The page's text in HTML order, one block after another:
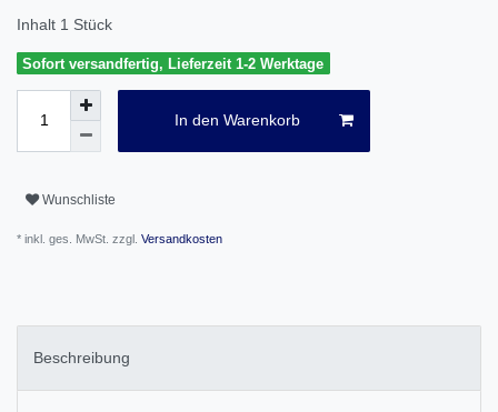
Inhalt 1 Stück
Sofort versandfertig, Lieferzeit 1-2 Werktage
In den Warenkorb
Wunschliste
* inkl. ges. MwSt. zzgl. Versandkosten
Beschreibung